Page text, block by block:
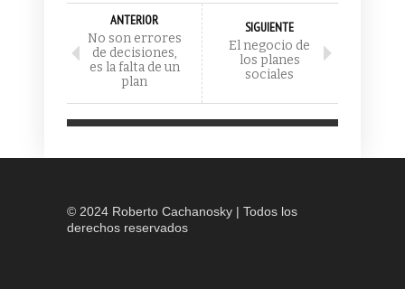
ANTERIOR
No son errores
de decisiones,
es la falta de un
plan
SIGUIENTE
El negocio de
los planes
sociales
© 2024 Roberto Cachanosky | Todos los
derechos reservados